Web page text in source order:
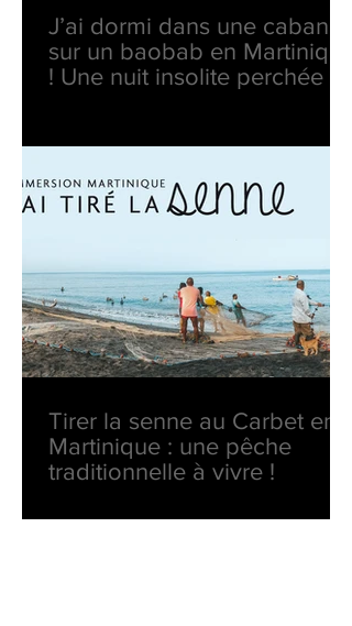
J’ai dormi dans une cabane
sur un baobab en Martinique
! Une nuit insolite perchée en
Tirer la senne au Carbet en
Martinique : une pêche
traditionnelle à vivre !